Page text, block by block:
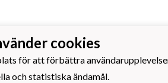
cookies
för att förbättra
och statistiska ändamål.